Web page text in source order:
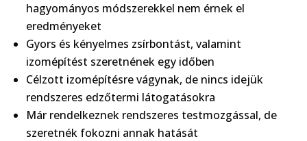
hagyományos módszerekkel nem érnek el
eredményeket
Gyors és kényelmes zsírbontást, valamint
izomépítést szeretnének egy időben
Célzott izomépítésre vágynak, de nincs idejük
rendszeres edzőtermi látogatásokra
Már rendelkeznek rendszeres testmozgással, de
szeretnék fokozni annak hatását